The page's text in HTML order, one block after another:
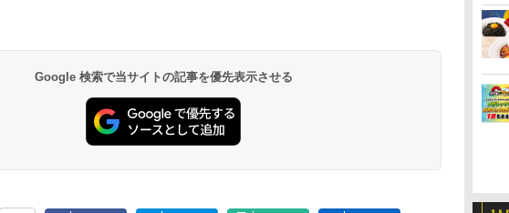
調理 ブラック RE-
コンパクト 一人暮らし
二人暮らし らくチン!
（絶対湿度）センサー
ノンフライ調理 トース
ト スチームあたため ワ
￥29,480
15L 一人暮らし 二人暮
ットテーブル トースト
機能 自動メニュー33種
簡単お手入れ ブラック
YRZ-WF150TV(B)
￥26,130
窯ドーム ER-D80A(K)
理 フラットテーブル
電子レンジ 赤外線セン
サー ノンフライ調理
簡単お手入れ 小型 新
生活 一人暮らし 二人
￥34,546
XJ1-B ブラック 30L 2
パナソニッ
レンジ スチ
ロ 30L 2段
ードセンサ
NE-BS9D-K
￥91,000
Google 検索で当サイトの記事を優先表示させる